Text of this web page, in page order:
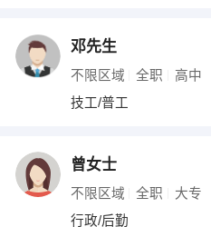
邓先生
不限区域 全职 高中
技工/普工
曾女士
不限区域 全职 大专
行政/后勤